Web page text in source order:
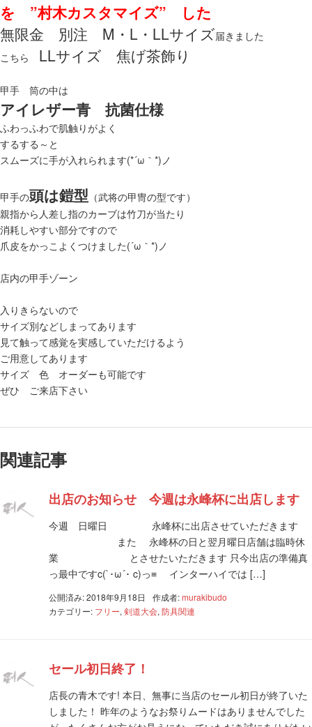
を ”村木カスタマイズ” した
無限金 別注 M・L・LLサイズ届きました
こちら LLサイズ 焦げ茶飾り
甲手 筒の中は
アイレザー青 抗菌仕様
ふわっふわで肌触りがよく
するする～と
スムーズに手が入れられます(*´ω｀*)ノ
甲手の頭は鎧型 （武将の甲冑の型です）
親指から人差し指のカーブは竹刀が当たり
消耗しやすい部分ですので
爪皮をかっこよくつけました(´ω｀*)ノ
店内の甲手ゾーン
入りきらないので
サイズ別などしまってあります
見て触って感覚を実感していただけるよう
ご用意してあります
サイズ 色 オーダーも可能です
ぜひ ご来店下さい
関連記事
出店のお知らせ 今週は永峰杯に出店します
今週 日曜日 永峰杯に出店させていただきます
また 永峰杯の日と翌月曜日店舗は臨時休
業 とさせたいただきます 只今出店の準備真
っ最中ですc(`･ω´･ c)っ≡ インターハイでは […]
公開済み: 2018年9月18日 作成者:murakibudo
カテゴリー: フリー, 剣道大会, 防具関連
セール初日終了！
店長の青木です! 本日、無事に当店のセール初日が終了いた
しました！ 昨年のようなお祭りムードはありませんでした